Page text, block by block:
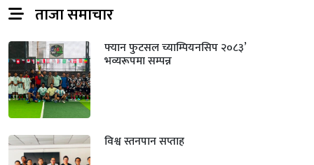
ताजा समाचार
फ्यान फुटसल च्याम्पियनसिप २०८३’
भव्यरूपमा सम्पन्न
विश्व स्तनपान सप्ताह